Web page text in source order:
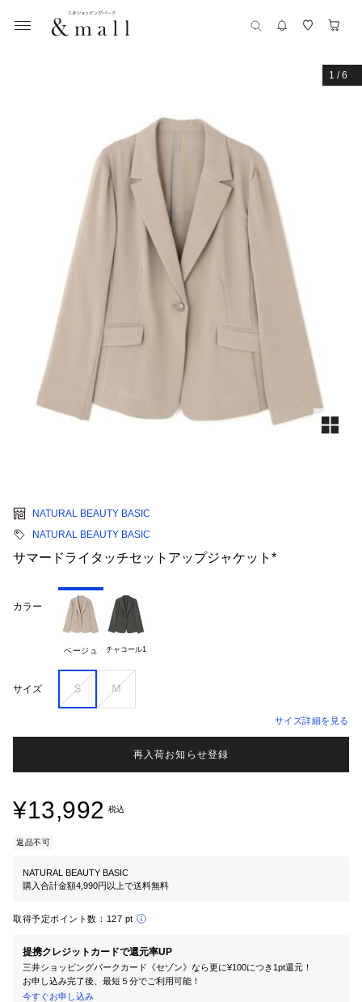
1 /6
NATURAL BEAUTY BASIC
NATURAL BEAUTY BASIC
サマードライタッチセットアップジャケット*
カラー
ベージュ チャコール1
サイズ Ｓ Ｍ
サイズ詳細を見る
再入荷お知らせ登録
¥13,992 税込
返品不可
NATURAL BEAUTY BASIC
購入合計金額4,990円以上で送料無料
取得予定ポイント数： 127 pt
提携クレジットカードで還元率UP
三井ショッピングパークカード《セゾン》なら更に¥100につき1pt還元！
お申し込み完了後、最短５分でご利用可能！
今すぐお申し込み